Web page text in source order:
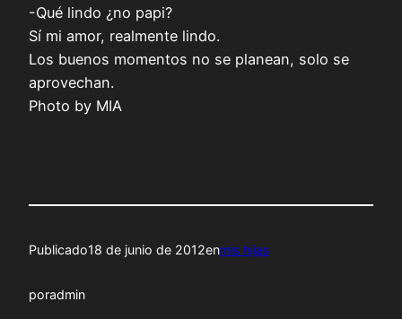
-Qué lindo ¿no papi?
Sí mi amor, realmente lindo.
Los buenos momentos no se planean, solo se
aprovechan.
Photo by MIA
Publicado18 de junio de 2012enmis hijas
poradmin